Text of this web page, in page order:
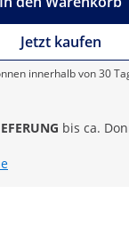
Jetzt kaufen
innerhalb von 30
bis ca.